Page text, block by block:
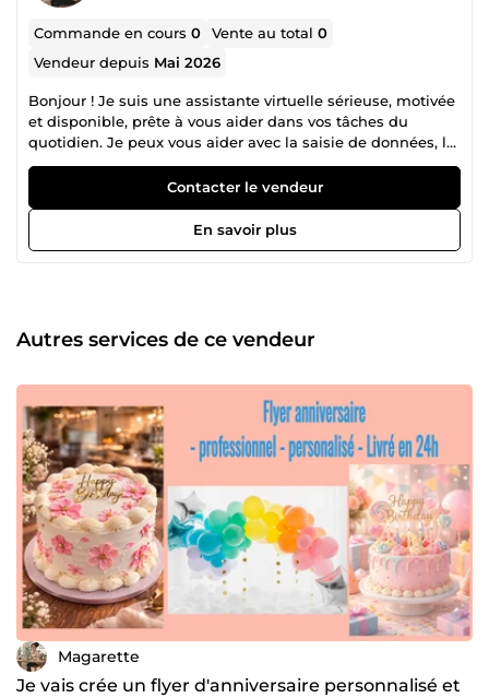
Commande en cours0 Vente au total0
Vendeur depuis Mai 2026
Bonjour ! Je suis une assistante virtuelle sérieuse, motivée
et disponible, prête à vous aider dans vos tâches du
quotidien. Je peux vous aider avec la saisie de données, la
gestion de vos emails, la recherche d'informations sur
internet et les tâches administratives diverses. Je
m'engage à fournir un travail soigné, rapide et de qualité.
N'hésitez pas à me contacter, je serai ravie de vous aider.
Contacter le vendeur
En savoir plus
Autres services de ce vendeur
Magarette
Je vais crée un flyer d'anniversaire personnalisé et